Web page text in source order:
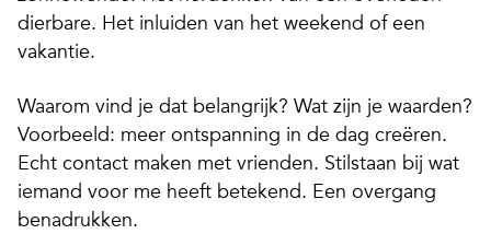
dierbare. Het inluiden van het weekend of een
vakantie.
Waarom vind je dat belangrijk? Wat zijn je waarden?
Voorbeeld: meer ontspanning in de dag creëren.
Echt contact maken met vrienden. Stilstaan bij wat
iemand voor me heeft betekend. Een overgang
benadrukken.